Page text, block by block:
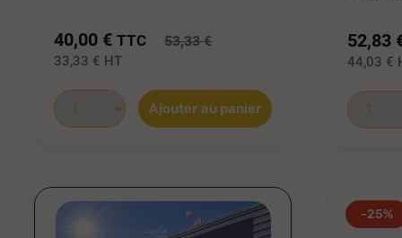
40,00 € TTC 53,33 €
33,33 € HT
Ajouter au panier
52,83
44,03 €
-25%